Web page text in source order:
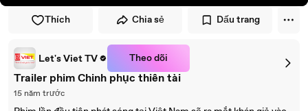
Thích Chia sẻ Dấu trang
Let's Viet TV Theo dõi
Trailer phim Chinh phục thiên tài
15 năm trước